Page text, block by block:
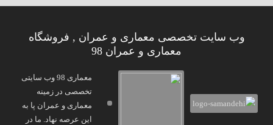
وب سایت تخصصی معماری و عمران , فروشگاه
معماری و عمران 98
معماری 98 وب سایتی
تخصصی در زمینه
معماری و عمران پا به
این عرصه نهاد. ما در